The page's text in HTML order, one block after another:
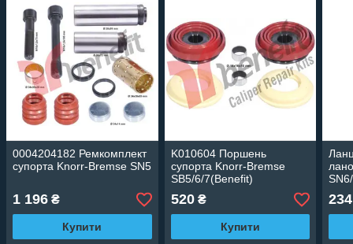
0004204182 Ремкомплект
супорта Knorr-Bremse SN5
1 196 ₴
Купити
K010604 Поршень
супорта Knorr-Bremse
SB5/6/7(Benefit)
520₴
Купити
234